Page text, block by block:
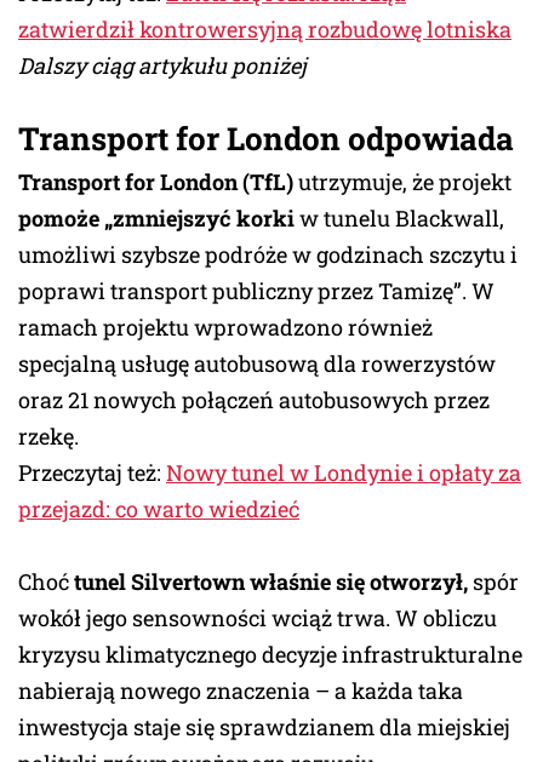
zatwierdził kontrowersyjną rozbudowę lotniska
Dalszy ciąg artykułu poniżej
Transport for London odpowiada
Transport for London (TfL)utrzymuje, że projekt
pomoże „zmniejszyć korkiw tunelu Blackwall,
umożliwi szybsze podróże w godzinach szczytu i
poprawi transport publiczny przez Tamizę”. W
ramach projektu wprowadzono również
specjalną usługę autobusową dla rowerzystów
oraz 21 nowych połączeń autobusowych przez
rzekę.
Przeczytaj też: Nowy tunel w Londynie i opłaty za
przejazd: co warto wiedzieć
Choćtunel Silvertown właśnie się otworzył, spór
wokół jego sensowności wciąż trwa. W obliczu
kryzysu klimatycznego decyzje infrastrukturalne
nabierają nowego znaczenia – a każda taka
inwestycja staje się sprawdzianem dla miejskiej